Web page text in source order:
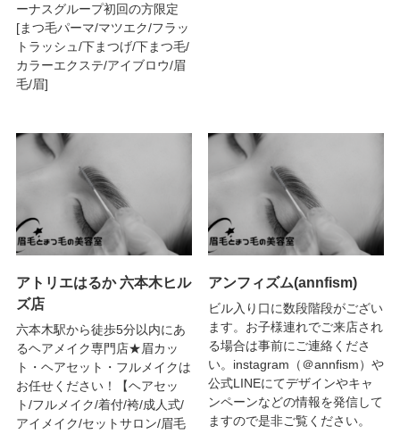
ーナスグループ初回の方限定
[まつ毛パーマ/マツエク/フラッ
トラッシュ/下まつげ/下まつ毛/
カラーエクステ/アイブロウ/眉
毛/眉]
アトリエはるか 六本木ヒル
ズ店
六本木駅から徒歩5分以内にあ
るヘアメイク専門店★眉カッ
ト・ヘアセット・フルメイクは
お任せください！【ヘアセッ
ト/フルメイク/着付/袴/成人式/
アイメイク/セットサロン/眉毛
アンフィズム(annfism)
ビル入り口に数段階段がござい
ます。お子様連れでご来店され
る場合は事前にご連絡くださ
い。instagram（＠annfism）や
公式LINEにてデザインやキャ
ンペーンなどの情報を発信して
ますので是非ご覧ください。